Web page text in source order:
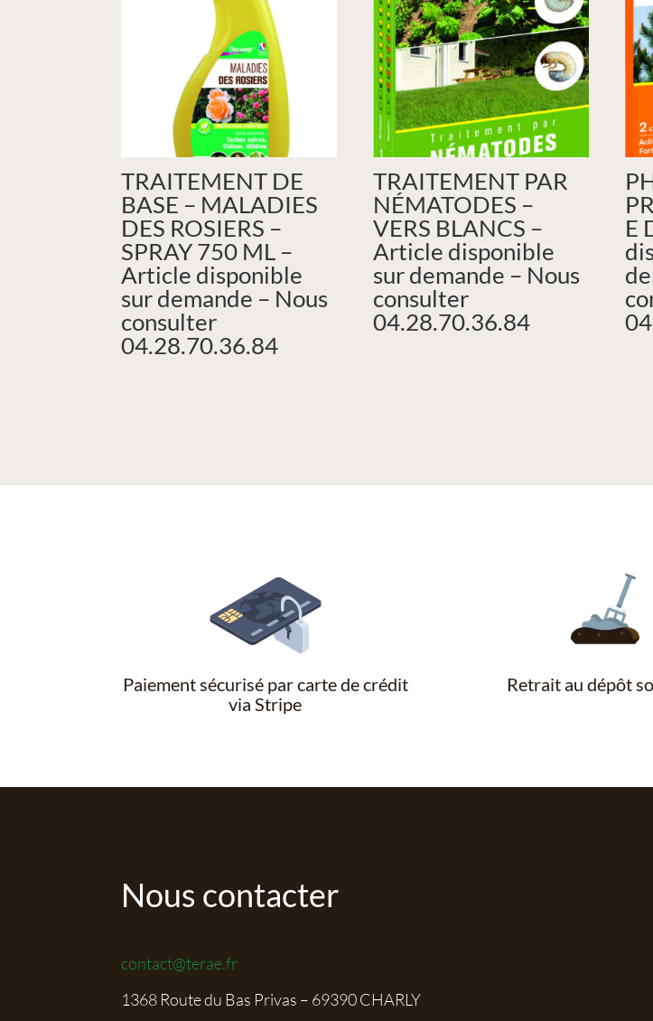
TRAITEMENT DE
BASE – MALADIES
DES ROSIERS –
SPRAY 750 ML –
Article disponible
sur demande – Nous
consulter
04.28.70.36.84
TRAITEMENT PAR
NÉMATODES –
VERS BLANCS –
Article disponible
sur demande – Nous
consulter
04.28.70.36.84
E
Paiement sécurisé par carte de crédit
via Stripe
Retrait au dépôt
Nous contacter
contact@terae.fr
1368 Route du Bas Privas – 69390 CHARLY